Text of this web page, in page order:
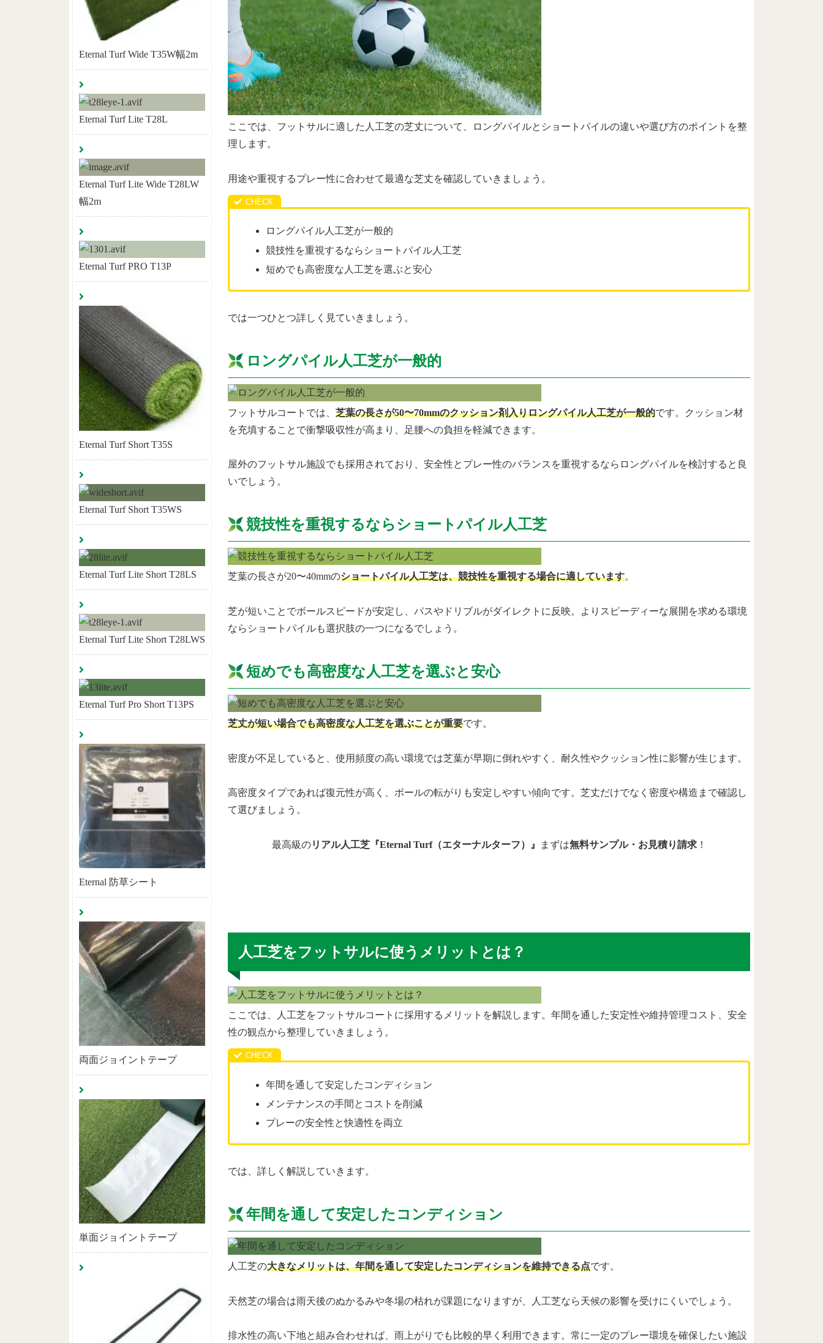
ここでは、フットサルに適した人工芝の芝丈について、ロングパイルとショートパイルの違いや選び方のポイントを整
理します。
用途や重視するプレー性に合わせて最適な芝丈を確認していきましょう。
ロングパイル人工芝が一般的
競技性を重視するならショートパイル人工芝
短めでも高密度な人工芝を選ぶと安心
では一つひとつ詳しく見ていきましょう。
ロングパイル人工芝が一般的
フットサルコートでは、 芝葉の長さが50〜70mmのクッション剤入りロングパイル人工芝が一般的です。クッション材
を充填することで衝撃吸収性が高まり、足腰への負担を軽減できます。
屋外のフットサル施設でも採用されており、安全性とプレー性のバランスを重視するならロングパイルを検討すると良
いでしょう。
競技性を重視するならショートパイル人工芝
芝葉の長さが20〜40mmのショートパイル人工芝は、競技性を重視する場合に適しています。
芝が短いことでボールスピードが安定し、パスやドリブルがダイレクトに反映。よりスピーディーな展開を求める環境
ならショートパイルも選択肢の一つになるでしょう。
短めでも高密度な人工芝を選ぶと安心
芝丈が短い場合でも高密度な人工芝を選ぶことが重要です。
密度が不足していると、使用頻度の高い環境では芝葉が早期に倒れやすく、耐久性やクッション性に影響が生じます。
高密度タイプであれば復元性が高く、ボールの転がりも安定しやすい傾向です。芝丈だけでなく密度や構造まで確認し
て選びましょう。
最高級のリアル人工芝『Eternal Turf（エターナルターフ）』 まずは無料サンプル・お見積り請求！
人工芝をフットサルに使うメリットとは？
ここでは、人工芝をフットサルコートに採用するメリットを解説します。年間を通した安定性や維持管理コスト、安全
性の観点から整理していきましょう。
年間を通して安定したコンディション
メンテナンスの手間とコストを削減
プレーの安全性と快適性を両立
では、詳しく解説していきます。
年間を通して安定したコンディション
人工芝の大きなメリットは、年間を通して安定したコンディションを維持できる点です。
天然芝の場合は雨天後のぬかるみや冬場の枯れが課題になりますが、人工芝なら天候の影響を受けにくいでしょう。
排水性の高い下地と組み合わせれば、雨上がりでも比較的早く利用できます。常に一定のプレー環境を確保したい施設
Eternal Turf Wide T35W幅2m
Eternal Turf Lite T28L
Eternal Turf Lite Wide T28LW
幅2m
Eternal Turf PRO T13P
Eternal Turf Short T35S
Eternal Turf Short T35WS
Eternal Turf Lite Short T28LS
Eternal Turf Lite Short T28LWS
Eternal Turf Pro Short T13PS
Eternal 防草シート
両面ジョイントテープ
単面ジョイントテープ